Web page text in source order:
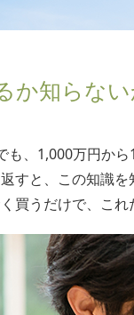
か知らな
も、1,000万円か
すと、この知識
買うだけで、こ